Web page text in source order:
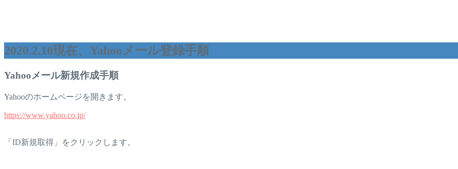
2020.2.10現在、Yahooメール登録手順
Yahooメール新規作成手順
Yahooのホームページを開きます。
https://www.yahoo.co.jp/
「ID新規取得」をクリックします。